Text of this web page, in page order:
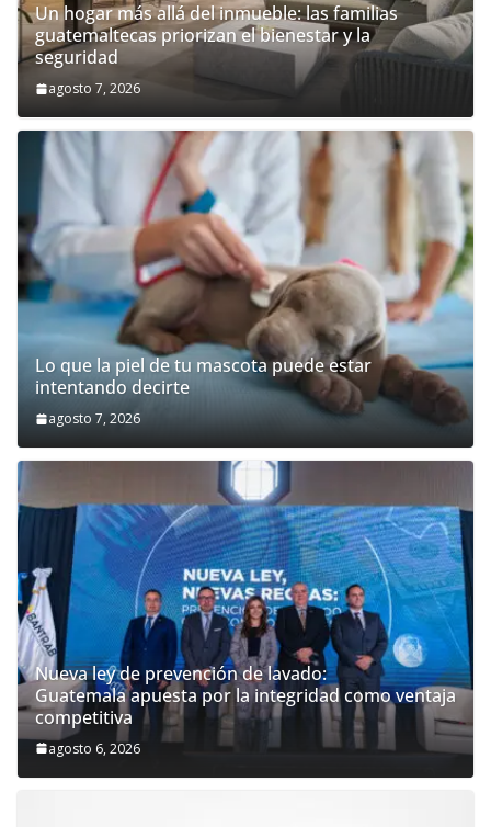
Un hogar más allá del inmueble: las familias
guatemaltecas priorizan el bienestar y la
seguridad
agosto 7, 2026
Lo que la piel de tu mascota puede estar
intentando decirte
agosto 7, 2026
Nueva ley de prevención de lavado:
Guatemala apuesta por la integridad como ventaja
competitiva
agosto 6, 2026